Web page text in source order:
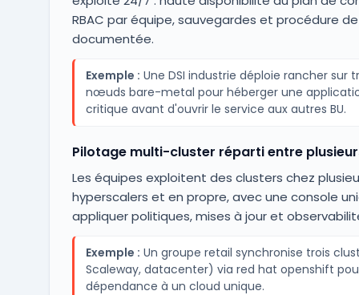
RBAC par équipe, sauvegardes et procédure
documentée.
Exemple : Une DSI industrie déploie rancher sur
nœuds bare-metal pour héberger une
critique avant d'ouvrir le service aux autres BU.
Pilotage multi-cluster réparti entre
Les équipes exploitent des clusters chez
hyperscalers et en propre, avec une console
appliquer politiques, mises à jour et
Exemple : Un groupe retail synchronise trois
Scaleway, datacenter) via red hat openshift
dépendance à un cloud unique.